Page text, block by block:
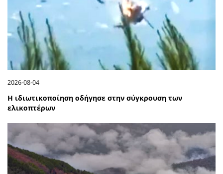
2026-08-04
Η ιδιωτικοποίηση οδήγησε στην σύγκρουση των
ελικοπτέρων